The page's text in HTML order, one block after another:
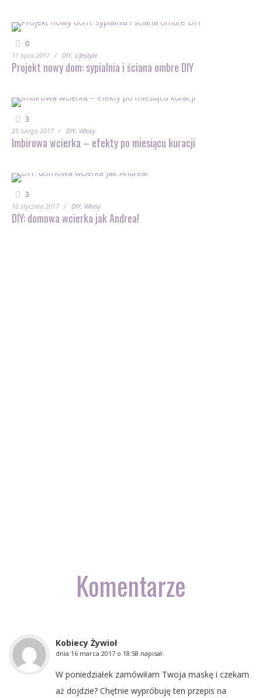
0
11 lipca 2017 DIY Lifestyle
Projekt nowy dom: sypialnia i ściana ombre DIY
3
25 lutego 2017 DIY Włosy
Imbirowa wcierka – efekty po miesiącu kuracji
3
16 stycznia 2017 DIY Włosy
DIY: domowa wcierka jak Andrea!
Komentarze
Kobiecy Żywioł
dnia 16 marca 2017 o 18:58 napisał:
W poniedziałek zamówiłam Twoja maskę i czekam
aż dojdzie? Chętnie wypróbuję ten przepis na